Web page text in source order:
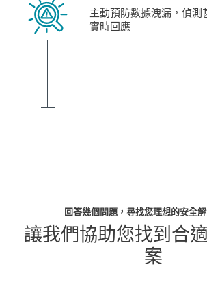
主動預防數據洩漏，偵測
實時回應
回答幾個問題，尋找您理想的安全解
讓我們協助您找到合
案